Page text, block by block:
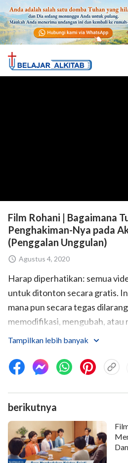
Film Rohani | Bagaimana
Penghakiman-Nya pada
(Penggalan Unggulan)
Agustus 4, 2020
Harap diperhatikan: semua
untuk ditonton secara gratis.
mana pun secara tegas
memodifikasi, mengubah, atau
pun dari kanal YouTube Gereja
Tuhan Yang Mahakuasa
penyelesaian hukum jika
terhadap persyaratan ini.
terlebih dahulu dengan
menyebarkan video kepada
Tampilkan lebih banyak
berikutnya